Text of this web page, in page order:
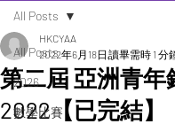
All Posts
2026
數學比賽
All Posts
第二屆 亞洲青年
2022【已完結】
HKCYAA
2022年6月18日 讀畢需時 1 分